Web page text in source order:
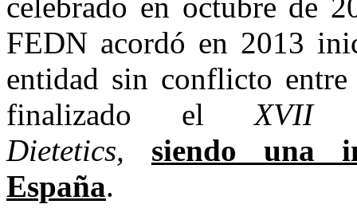
FEDN acordó en 2013
entidad sin conflicto
finalizado elXVII
Dietetics,
siendo una
España.